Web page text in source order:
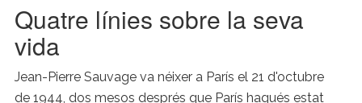
Quatre línies sobre la seva
vida
Jean-Pierre Sauvage va néixer a París el 21 d'octubre
de 1944, dos mesos després que París hagués estat